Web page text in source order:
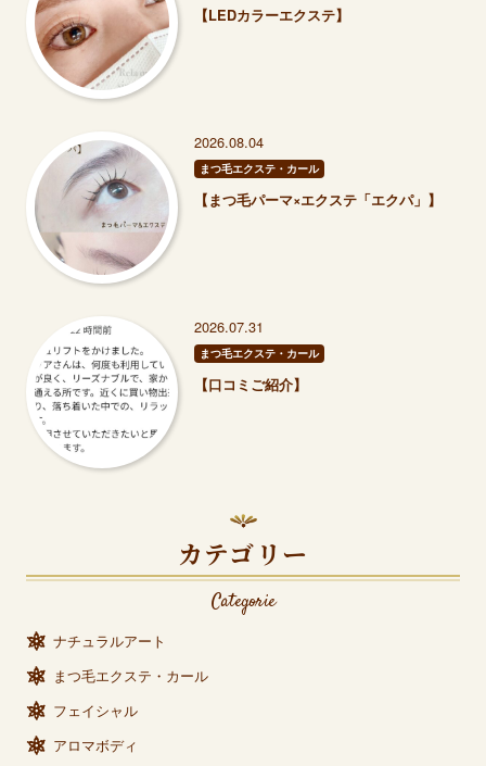
【LEDカラーエクステ】
2026.08.04
まつ毛エクステ・カール
【まつ毛パーマ×エクステ「エクパ」】
2026.07.31
まつ毛エクステ・カール
【口コミご紹介】
カテゴリー
Categorie
ナチュラルアート
まつ毛エクステ・カール
フェイシャル
アロマボディ